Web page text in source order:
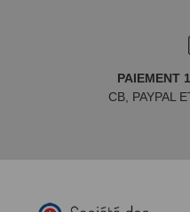
PAIEMENT
CB, PAYPAL